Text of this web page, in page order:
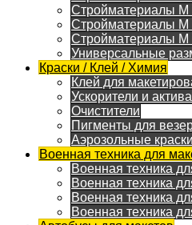
Стройматериалы M
Стройматериалы M
Стройматериалы M
Универсальные
Краски / Клей / Химия
Клей для
Ускорители и
Очистители
Пигменты для
Аэрозольные краски
Военная техника для
Военная техника
Военная техника
Военная техника
Военная техника